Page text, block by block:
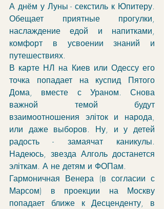
А днём у Луны - секстиль к Юпитеру.
Обещает приятные прогулки,
наслаждение едой и напитками,
комфорт в усвоении знаний и
путешествиях.
В карте НЛ на Киев или Одессу его
точка попадает на куспид Пятого
Дома, вместе с Ураном. Снова
важной темой будут
взаимоотношения эліток и народа,
или даже выборов. Ну, и у детей
радость - замаячат каникулы.
Надеюсь, звезда Алголь достанется
эліткам. А не детям и ФОПам.
Гармоничная Венера (в согласии с
Марсом) в проекции на Москву
попадает ближе к Десценденту, в